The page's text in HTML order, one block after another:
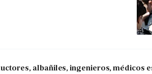
albañiles, ingenieros, médicos